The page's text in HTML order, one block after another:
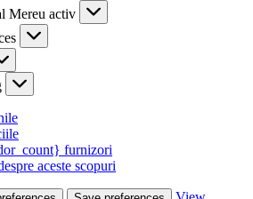
Mereu activ
furnizori
aceste scopuri